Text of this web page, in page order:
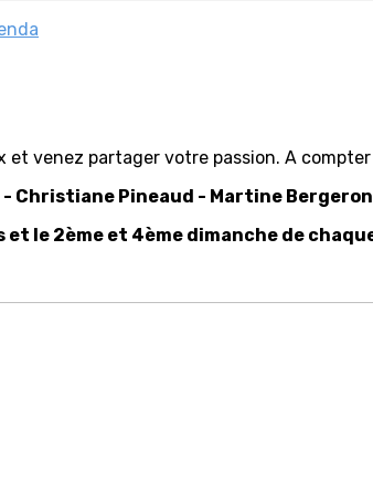
et venez partager votre passion. A
- Christiane Pineaud - Martine Bergeron
et le 2ème et 4ème dimanche de